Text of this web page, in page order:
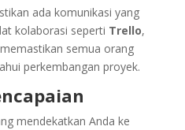
ada komunikasi yang
kolaborasi seperti Trello,
semua orang
perkembangan proyek.
mendekatkan Anda ke